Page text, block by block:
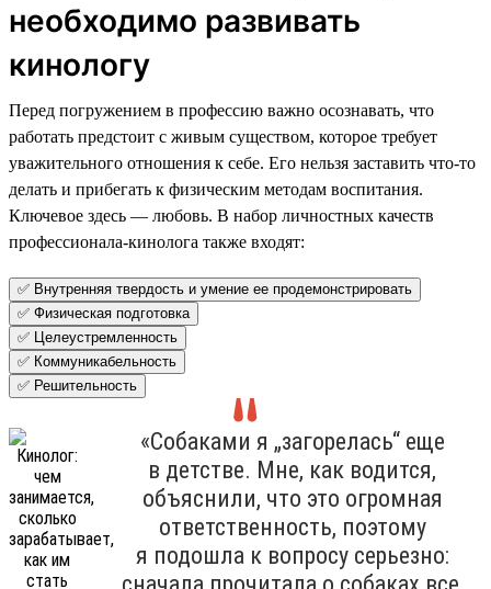
необходимо развивать
кинологу
Перед погружением в профессию важно осознавать, что
работать предстоит с живым существом, которое требует
уважительного отношения к себе. Его нельзя заставить что-то
делать и прибегать к физическим методам воспитания.
Ключевое здесь — любовь. В набор личностных качеств
профессионала-кинолога также входят:
✅ Внутренняя твердость и умение ее продемонстрировать
✅ Физическая подготовка
✅ Целеустремленность
✅ Коммуникабельность
✅ Решительность
«Собаками я „загорелась“ еще
в детстве. Мне, как водится,
объяснили, что это огромная
ответственность, поэтому
я подошла к вопросу серьезно: